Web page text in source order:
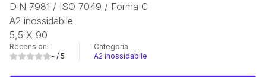
DIN 7981 / ISO 7049 / Forma C
A2 inossidabile
5,5 X 90
Recensioni
- / 5
Categoria
A2 inossidabile